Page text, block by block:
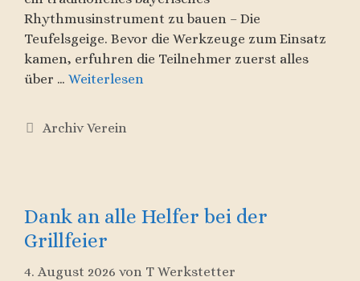
Rhythmusinstrument zu bauen – Die
Teufelsgeige. Bevor die Werkzeuge zum Einsatz
kamen, erfuhren die Teilnehmer zuerst alles
über … Weiterlesen
Kategorien
Archiv Verein
Dank an alle Helfer bei der
Grillfeier
4. August 2026 von T Werkstetter